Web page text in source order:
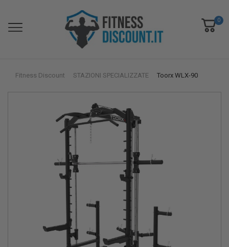
0
Fitness Discount STAZIONI SPECIALIZZATE Toorx WLX-90